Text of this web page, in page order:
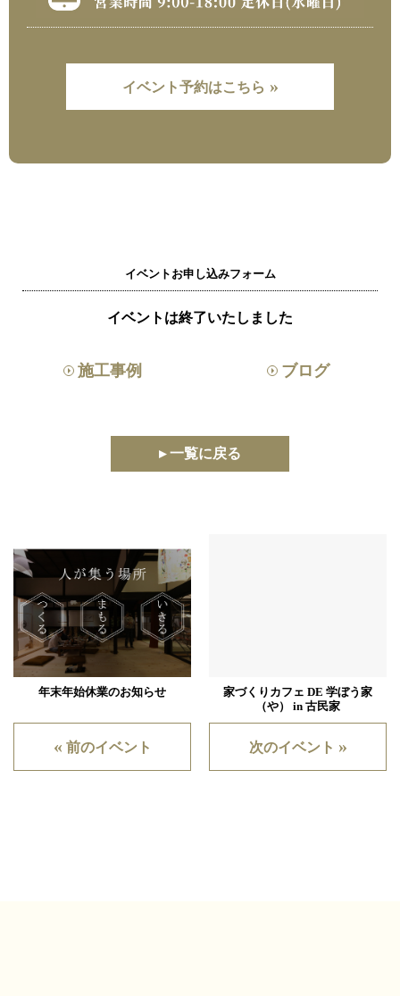
イベント予約はこちら »
イベントお申し込みフォーム
イベントは終了いたしました
施工事例 ブログ
▸ 一覧に戻る
年末年始休業のお知らせ
« 前のイベント
家づくりカフェ DE 学ぼう家
（や） in 古民家
次のイベント »